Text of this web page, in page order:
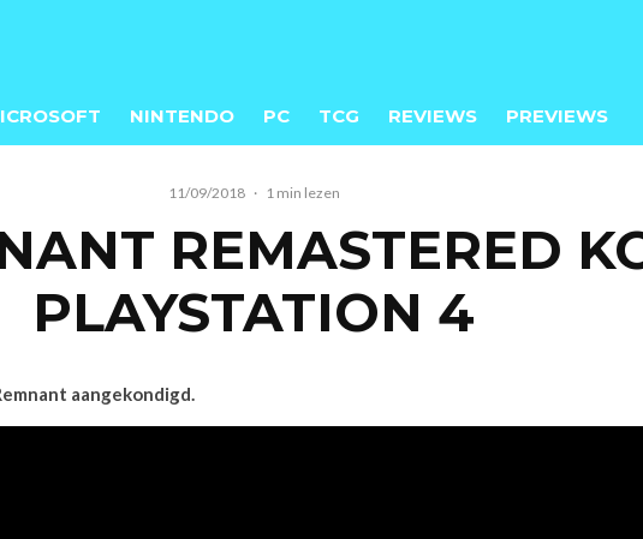
NINTENDO PC TCG REVIEWS PREVIEWS
11/09/2018 · 1 min lezen
REMASTERED
PLAYSTATION 4
aangekondigd.